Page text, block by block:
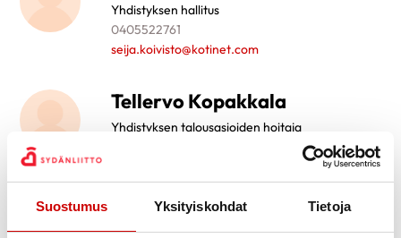
Suostumus Yksityiskohdat Tietoja
Yhdistyksen hallitus
0405522761
seija.koivisto@kotinet.com
Tellervo Kopakkala
Yhdistyksen talousasioiden hoitaja
Suoma Lintonen